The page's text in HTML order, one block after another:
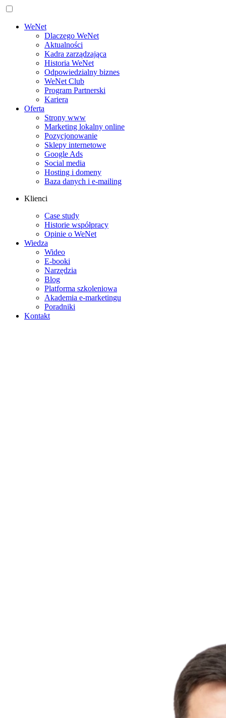
WeNet
Dlaczego WeNet
Aktualności
Kadra zarządzająca
Historia WeNet
Odpowiedzialny biznes
WeNet Club
Program Partnerski
Kariera
Oferta
Strony www
Marketing lokalny online
Pozycjonowanie
Sklepy internetowe
Google Ads
Social media
Hosting i domeny
Baza danych i e‑mailing
Klienci
Case study
Historie współpracy
Opinie o WeNet
Wiedza
Wideo
E‑booki
Narzędzia
Blog
Platforma szkoleniowa
Akademia e‑marketingu
Poradniki
Kontakt